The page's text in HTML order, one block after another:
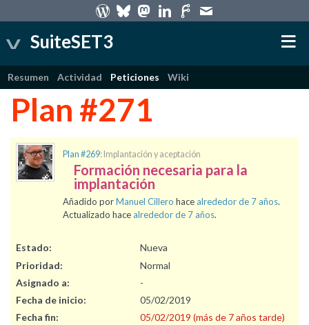
SuiteSET3
Resumen Actividad Peticiones Wiki
Plan #271
Plan #269: Implantación y aceptación
Formación necesaria para la
implantación
Añadido porManuel Cillero hacealrededor de 7 años.
Actualizado hacealrededor de 7 años.
Estado:
Nueva
Prioridad:
Normal
Asignado a:
-
Fecha de inicio:
05/02/2019
Fecha fin:
05/02/2019 (más de 7 años tarde)